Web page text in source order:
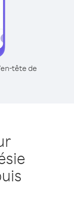
tête de